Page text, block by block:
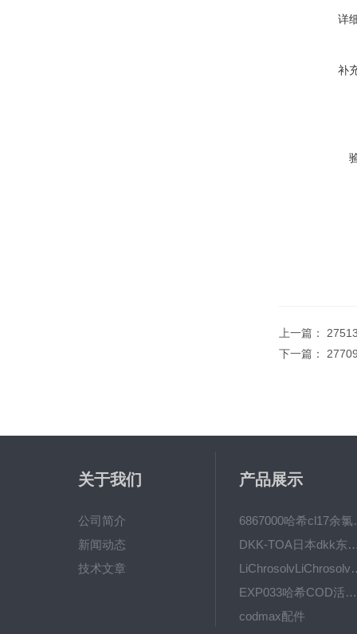
详
补
上一篇：
下一篇：
关于我们
公司简介
新闻动态
技术文章
产品展示
6867000
DKK-TOA日本dkk东亚电
EXP033哈希COD活塞泵价格 EXP033
codmax配件